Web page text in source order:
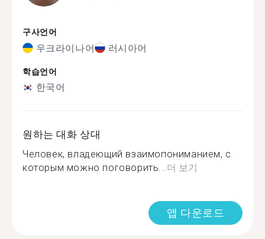
구사언어
우크라이나어 러시아어
학습언어
한국어
원하는 대화 상대
Человек, владеющий взаимопониманием, с
которым можно поговорить...더 보기
앱 다운로드